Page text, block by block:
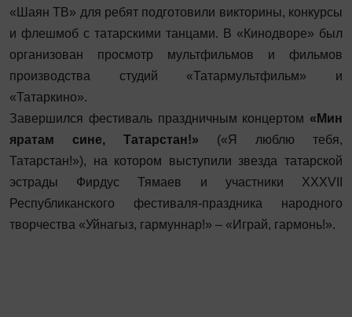
«Шаян ТВ» для ребят подготовили викторины, конкурсы
и флешмоб с татарскими танцами. В «Кинодворе» был
организован просмотр мультфильмов и фильмов
производства студий «Татармультфильм» и
«Татаркино».
Завершился фестиваль праздничным концертом «Мин
яратам сине, Татарстан!»
(«Я люблю тебя,
Татарстан!»), на котором выступили звезда татарской
эстрады Фирдус Тямаев и участники XXXVII
Республиканского фестиваля-праздника народного
творчества «Уйнагыз, гармуннар!» – «Играй, гармонь!».